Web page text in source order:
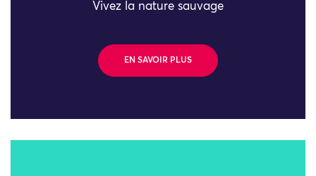
Vivez la nature sauvage
EN SAVOIR PLUS